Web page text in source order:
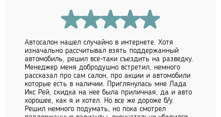
Автосалон нашел случайно в интернете. Хотя
изначально рассчитывал взять поддержанный
автомобиль, решил все-таки съездить на разведку.
Менеджер меня добродушно встретил, немного
рассказал про сам салон, про акции и автомобили
которые есть в наличии. Приглянулась мне Лада
Икс Рей, скидка на нее была приличная, да и авто
хорошее, как я и хотел. Но все же дороже б/у.
Решил немного подумать, но пока смотрел